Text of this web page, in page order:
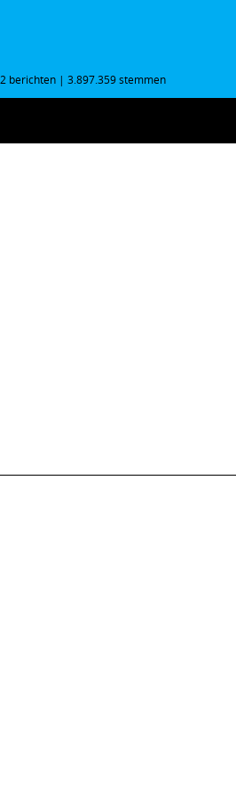
berichten | 3.897.359 stemmen